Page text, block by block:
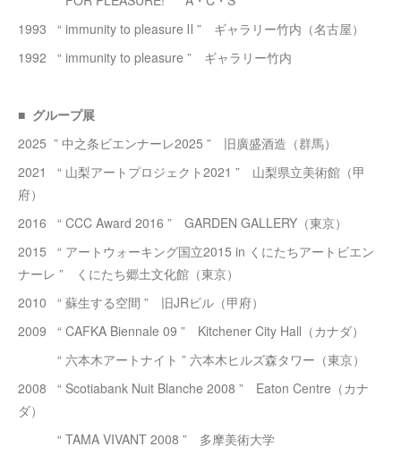
1993 “ immunity to pleasure Ⅱ ” ギャラリー竹内（名古屋）
1992 “ immunity to pleasure ” ギャラリー竹内
■ グループ展
2025 ” 中之条ビエンナーレ2025 ” 旧廣盛酒造（群馬）
2021 “ 山梨アートプロジェクト2021 ” 山梨県立美術館（甲
府）
2016 “ CCC Award 2016 ” GARDEN GALLERY（東京）
2015 “ アートウォーキング国立2015 in くにたちアートビエン
ナーレ ” くにたち郷土文化館（東京）
2010 “ 蘇生する空間 ” 旧JRビル（甲府）
2009 “ CAFKA Biennale 09 ” Kitchener City Hall（カナダ）
“ 六本木アートナイト ” 六本木ヒルズ森タワー（東京）
2008 “ Scotiabank Nuit Blanche 2008 ” Eaton Centre（カナ
ダ）
“ TAMA VIVANT 2008 ” 多摩美術大学